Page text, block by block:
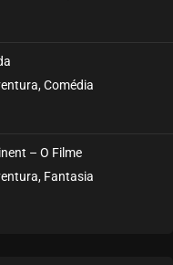
Comédia
– O Filme
Fantasia